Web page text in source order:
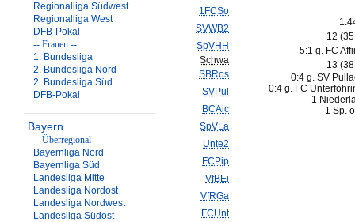
Regionalliga Südwest
Regionalliga West
DFB-Pokal
-- Frauen --
1. Bundesliga
2. Bundesliga Nord
2. Bundesliga Süd
DFB-Pokal
Bayern
-- Überregional --
Bayernliga Nord
Bayernliga Süd
Landesliga Mitte
Landesliga Nordost
Landesliga Nordwest
Landesliga Südost
1FCSo
SVWB2
SpVHH
Schwa
SBRos
SVPul
BCAic
SpVLa
Unte2
FCPip
VfBEi
VfRGa
FCUnt
12
5:1 g. FC
13
0:4 g. SV
0:4 g. FC
1
1 Sp.